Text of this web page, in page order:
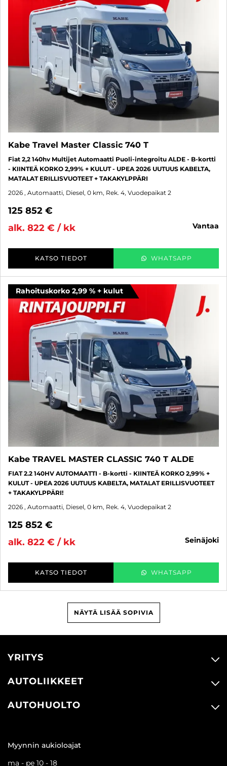
Kabe Travel Master Classic 740 T
Fiat 2,2 140hv Multijet Automaatti Puoli-integroitu ALDE - B-kortti
- KIINTEÄ KORKO 2,99% + KULUT - UPEA 2026 UUTUUS KABELTA,
MATALAT ERILLISVUOTEET + TAKAKYLPPÄRI
2026 , Automaatti, Diesel, 0 km, Rek. 4, Vuodepaikat 2
125 852 €
alk. 822 € / kk
vantaa
KATSO TIEDOT WHATSAPP
Rahoituskorko 2,99 % + kulut
Kabe TRAVEL MASTER CLASSIC 740 T ALDE
FIAT 2.2 140HV AUTOMAATTI - B-kortti - KIINTEÄ KORKO 2,99% +
KULUT - UPEA 2026 UUTUUS KABELTA, MATALAT ERILLISVUOTEET
+ TAKAKYLPPÄRI!
2026 , Automaatti, Diesel, 0 km, Rek. 4, Vuodepaikat 2
125 852 €
alk. 822 € / kk
seinäjoki
KATSO TIEDOT WHATSAPP
NÄYTÄ LISÄÄ SOPIVIA
YRITYS
AUTOLIIKKEET
AUTOHUOLTO
Myynnin aukioloajat
ma - pe 10 - 18